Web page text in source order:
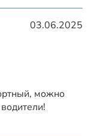
03.06.2025
можно